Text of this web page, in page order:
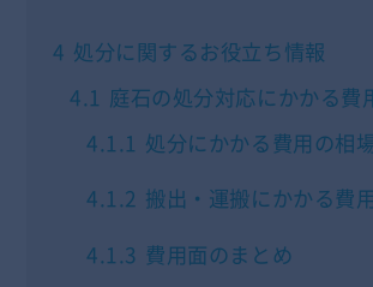
4 処分に関するお役立ち情報
4.1 庭石の処分対応にかかる費
4.1.1 処分にかかる費用の相
4.1.2 搬出・運搬にかかる費
4.1.3 費用面のまとめ